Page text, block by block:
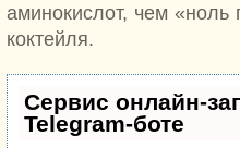
аминокислот, чем
коктейля.
Сервис онлайн-
Telegram-боте